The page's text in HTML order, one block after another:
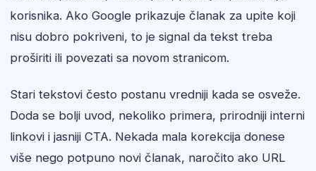
korisnika. Ako Google prikazuje članak za upite koji
nisu dobro pokriveni, to je signal da tekst treba
proširiti ili povezati sa novom stranicom.
Stari tekstovi često postanu vredniji kada se osveže.
Doda se bolji uvod, nekoliko primera, prirodniji interni
linkovi i jasniji CTA. Nekada mala korekcija donese
više nego potpuno novi članak, naročito ako URL